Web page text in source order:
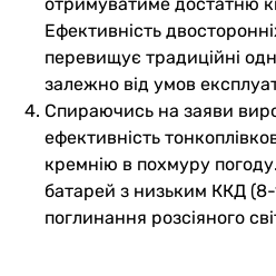
Ефективність
перевищує традиційні
залежно від умов
Спираючись на заяви
ефективність
кремнію в похмуру
батарей з низьким ККД
поглинання розсіяного